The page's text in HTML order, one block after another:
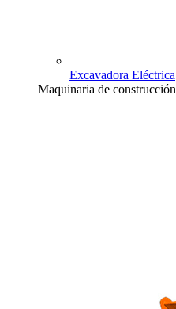
Excavadora Eléctrica
Maquinaria de construcción